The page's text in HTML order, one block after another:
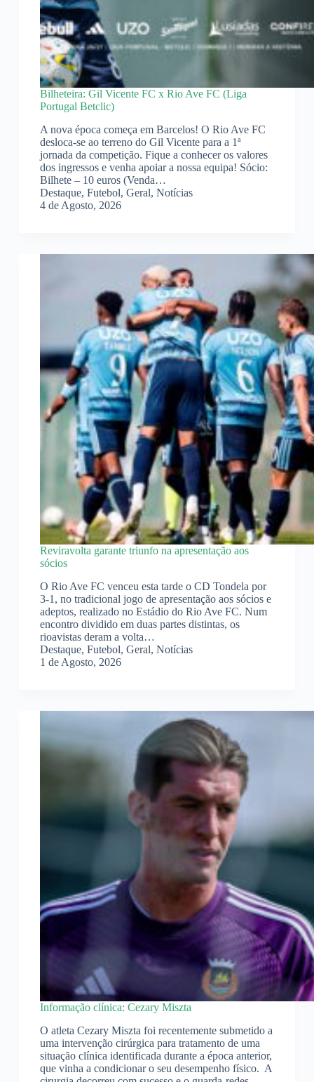
Bilheteira: Gil Vicente FC x Rio Ave FC (Liga
Portugal Betclic)
A nova época começa em Barcelos! O Rio Ave FC
desloca-se ao terreno do Gil Vicente para a 1ª
jornada da competição. Fique a conhecer os valores
dos ingressos e venha apoiar a nossa equipa! Sócio:
Bilhete – 10 euros (Venda…
Destaque, Futebol, Geral, Notícias
4 de Agosto, 2026
Reviravolta garante triunfo na apresentação aos
sócios
O Rio Ave FC venceu esta tarde o CD Tondela por
3-1, no tradicional jogo de apresentação aos sócios e
adeptos, realizado no Estádio do Rio Ave FC. Num
encontro dividido em duas partes distintas, os
rioavistas deram a volta…
Destaque, Futebol, Geral, Notícias
1 de Agosto, 2026
Informação clínica: Cezary Miszta
O atleta Cezary Miszta foi recentemente submetido a
uma intervenção cirúrgica para tratamento de uma
situação clínica identificada durante a época anterior,
que vinha a condicionar o seu desempenho físico. A